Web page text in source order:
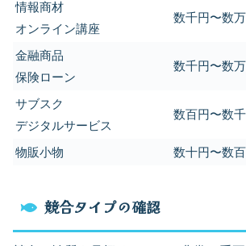
情報商材
オンライン講座
数千円〜数
金融商品
保険ローン
数千円〜数
サブスク
デジタルサービス
数百円〜数
物販小物 数十円〜数
競合タイプの確認